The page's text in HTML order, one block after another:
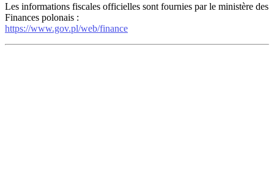
Les informations fiscales officielles sont fournies par le ministère des
Finances polonais :
https://www.gov.pl/web/finance